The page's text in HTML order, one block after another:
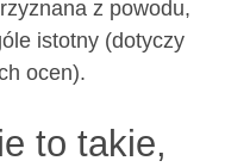
z powodu,
istotny (dotyczy
ocen).
to takie,